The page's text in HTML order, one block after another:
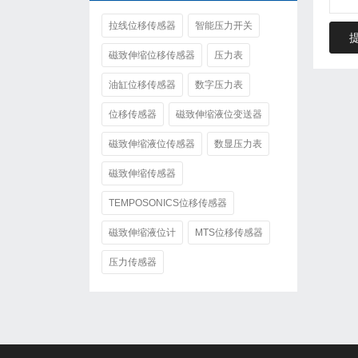
拉线位移传感器 智能压力开关
磁致伸缩位移传感器 压力表
油缸位移传感器 数字压力表
位移传感器 磁致伸缩液位变送器
磁致伸缩液位传感器 数显压力表
磁致伸缩传感器
TEMPOSONICS位移传感器
磁致伸缩液位计 MTS位移传感器
压力传感器